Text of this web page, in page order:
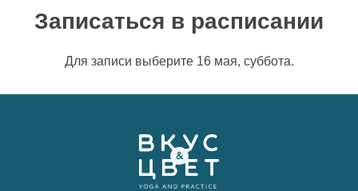
Записаться в расписании
Для записи выберите 16 мая, суббота.